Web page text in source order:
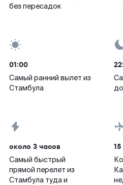
без пересадок
01:00
Самый ранний вылет из
Стамбула
около 3 часов
Самый быстрый
прямой перелет из
Стамбула туда и
15